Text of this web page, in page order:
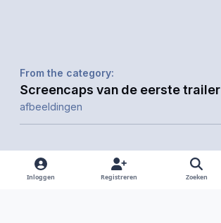
From the category:
Screencaps van de eerste trailer
afbeeldingen
Inloggen Registreren Zoeken